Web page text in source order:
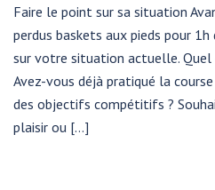
Faire le point sur sa situation
perdus baskets aux pieds pour
sur votre situation actuelle.
Avez-vous déjà pratiqué la
des objectifs compétitifs ?
plaisir ou […]